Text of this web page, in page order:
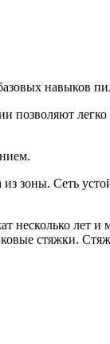
навыков
позволяют
из зоны. Сеть
несколько лет
стяжки.